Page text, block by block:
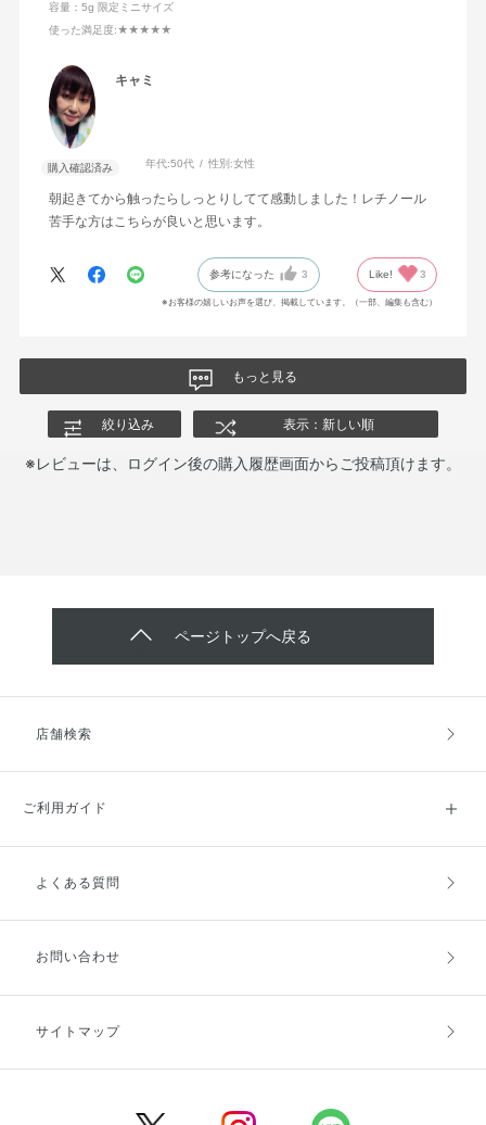
容量：5g 限定ミニサイズ
使った満足度:★★★★★
キャミ
購入確認済み 年代:50代 性別:女性
朝起きてから触ったらしっとりしてて感動しました！レチノール
苦手な方はこちらが良いと思います。
参考になった 3 Like! 3
※お客様の嬉しいお声を選び、掲載しています。（一部、編集も含む）
もっと見る
絞り込み 表示：新しい順
※レビューは、ログイン後の購入履歴画面からご投稿頂けます。
ページトップへ戻る
店舗検索
ご利用ガイド
ご利用ガイドトップ
お支払方法
キャンセル・返品・交換
よくある質問
お問い合わせ
サイトマップ